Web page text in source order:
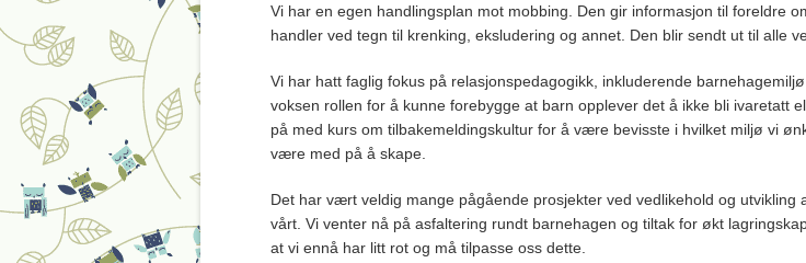
Vi har en egen handlingsplan mot mobbing. Den gir informasjon til foreldre
handler ved tegn til krenking, eksludering og annet. Den blir sendt ut til alle
Vi har hatt faglig fokus på relasjonspedagogikk, inkluderende
voksen rollen for å kunne forebygge at barn opplever det å ikke bli ivaretatt
på med kurs om tilbakemeldingskultur for å være bevisste i hvilket miljø vi
være med på å skape.
Det har vært veldig mange pågående prosjekter ved vedlikehold og utvikling
vårt. Vi venter nå på asfaltering rundt barnehagen og tiltak for økt
at vi ennå har litt rot og må tilpasse oss dette.